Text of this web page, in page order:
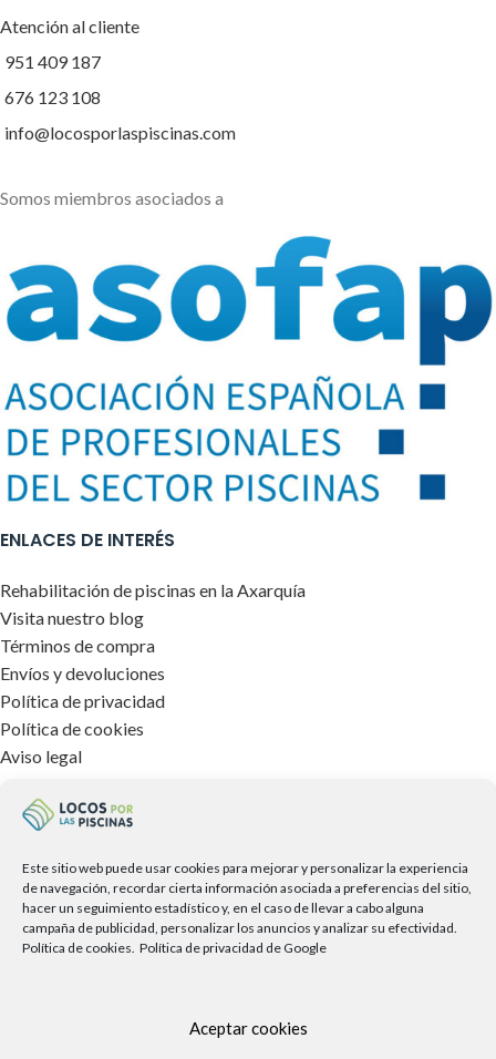
Este sitio web puede usar cookies para mejorar y personalizar la experiencia
de navegación, recordar cierta información asociada a preferencias del sitio,
hacer un seguimiento estadístico y, en el caso de llevar a cabo alguna
campaña de publicidad, personalizar los anuncios y analizar su efectividad.
Política de cookies. Política de privacidad de Google
Aceptar cookies
Atención al cliente
951 409 187
676 123 108
info@locosporlaspiscinas.com
Somos miembros asociados a
ENLACES DE INTERÉS
Rehabilitación de piscinas en la Axarquía
Visita nuestro blog
Términos de compra
Envíos y devoluciones
Política de privacidad
Política de cookies
Aviso legal
TIENDA FÍSICA